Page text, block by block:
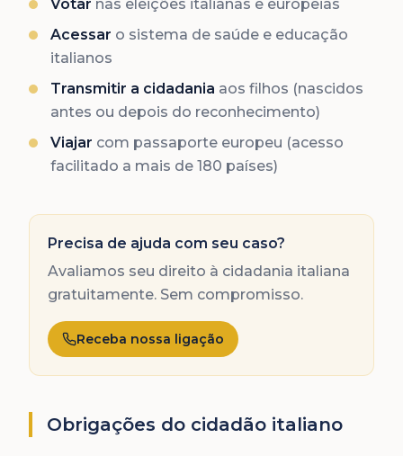
Votar nas eleições italianas e europeias
Acessar o sistema de saúde e educação
italianos
Transmitir a cidadania aos filhos (nascidos
antes ou depois do reconhecimento)
Viajar com passaporte europeu (acesso
facilitado a mais de 180 países)
Precisa de ajuda com seu caso?
Avaliamos seu direito à cidadania italiana
gratuitamente. Sem compromisso.
Receba nossa ligação
Obrigações do cidadão italiano